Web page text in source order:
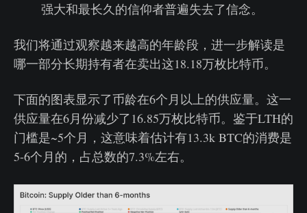
强大和最长久的信仰者普遍失去了信念。
我们将通过观察越来越高的年龄段，进一步解读是
哪一部分长期持有者在卖出这18.18万枚比特币。
下面的图表显示了币龄在6个月以上的供应量。这一
供应量在6月份减少了16.85万枚比特币。鉴于LTH的
门槛是~5个月，这意味着估计有13.3k BTC的消费是
5-6个月的，占总数的7.3%左右。